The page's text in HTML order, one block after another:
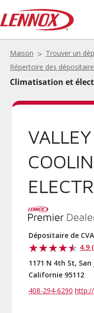
Maison
Trouver un
Répertoire des
Climatisation et
Dépositaire de
4.9
1171 N 4th St, San
Californie 95112
408-294-6290